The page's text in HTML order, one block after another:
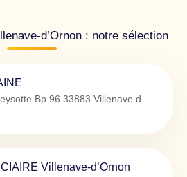
d’Ornon : notre sélection
Bp 96 33883 Villenave d
Villenave-d’Ornon